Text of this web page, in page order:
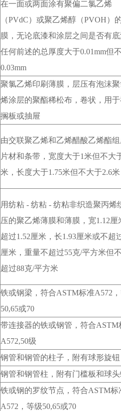
在一面或两面涂有聚偏二氯乙烯
（PVdC）或聚乙烯醇（PVOH）
膜，无论底漆和涂层之间是否有
任何前述的总厚度大于0.01mm但
0.03mm
聚氯乙烯印刷薄膜，层压有泡沫
烯涂层的聚酯稀松布，卷状，用于
搁板或抽屉
由交联聚乙烯和乙烯醋酸乙烯酯
片材和条带，宽度大于1米但不大
米，长度大于1.75米但不大于2.6米
用纺粘 - 纺粘 - 纺粘非织造聚丙烯
压的聚乙烯薄膜和薄膜，宽1.12厘
超过1.52厘米，长1.93厘米或不超
厘米，重量不超过55克/平方米但
超过88克/平方米
铁或钢梁，符合ASTM标准A572
50,65或70
带连接器的铁或钢管，符合ASTM
A572,50级
钢管和钢管的柱子，附有球形旋钮
钢管和钢管柱，附有门槛板和球
铁或钢的罗纹节点，符合ASTM标
A572 ，等级50,65或70